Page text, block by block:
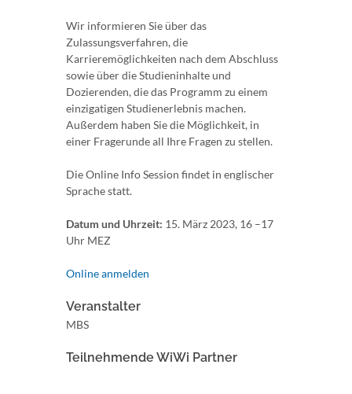
Wir informieren Sie über das
Zulassungsverfahren, die
Karrieremöglichkeiten nach dem Abschluss
sowie über die Studieninhalte und
Dozierenden, die das Programm zu einem
einzigatigen Studienerlebnis machen.
Außerdem haben Sie die Möglichkeit, in
einer Fragerunde all Ihre Fragen zu stellen.
Die Online Info Session findet in englischer
Sprache statt.
Datum und Uhrzeit: 15. März 2023, 16 –17
Uhr MEZ
Online anmelden
Veranstalter
MBS
Teilnehmende WiWi Partner